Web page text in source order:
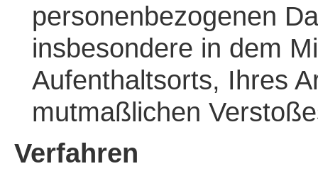
personenbezogenen
insbesondere in dem
Aufenthaltsorts, Ihres
mutmaßlichen
Verfahren